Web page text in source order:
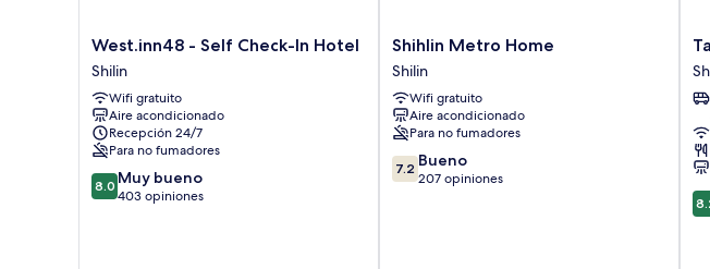
West.inn48
-
Self
Check-
In
Hotel
Shilin
West.inn48 - Self Check-In Hotel
Shilin
Wifi gratuito
Aire acondicionado
Recepción 24/7
Para no fumadores
8.0
de
8.0 Muy bueno
403 opiniones
Shihlin
Metro
Home
Shilin
Shihlin Metro Home
Shilin
Wifi gratuito
Aire acondicionado
Para no fumadores
7.2
de
7.2 Bueno
207 opiniones
de